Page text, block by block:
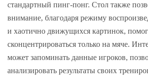
стандартный пинг-понг. Стол также
внимание, благодаря режиму
и хаотично движущихся картинок,
сконцентрироваться только на мяче.
может запоминать данные игроков,
анализировать результаты своих